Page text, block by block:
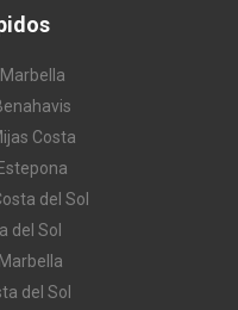
Costa
del Sol
del Sol
del Sol